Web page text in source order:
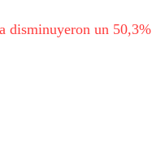
disminuyeron un 50,3%